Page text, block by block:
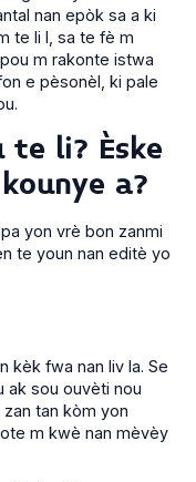
nan epòk sa a ki
te li l, sa te fè m
m rakonte istwa
e pèsonèl, ki pale
te li? Èske
a?
pa yon vrè bon zanmi
te youn nan editè yo
kèk fwa nan liv la. Se
ak sou ouvèti nou
tan kòm yon
m kwè nan mèvèy